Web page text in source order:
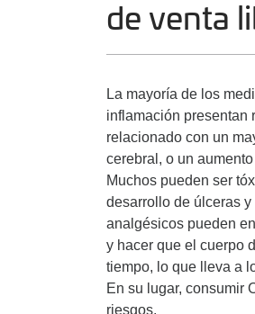
de venta
La mayoría de los
inflamación presentan
relacionado con un
cerebral, o un
Muchos pueden ser
desarrollo de úlceras
analgésicos pueden
y hacer que el cuerpo
tiempo, lo que lleva a
En su lugar, consumir
riesgos.